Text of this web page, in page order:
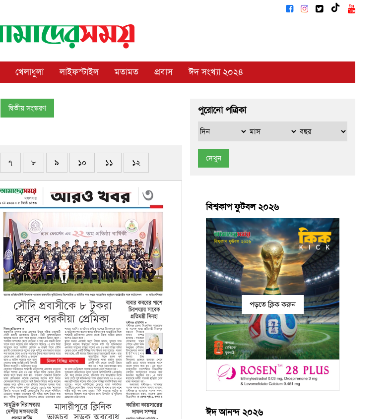
খেলাধুলা লাইফস্টাইল মতামত প্রবাস ঈদ সংখ্যা ২০২৪
পুরোনো পত্রিকা
দেখুন
বিশ্বকাপ ফুটবল ২০২৬
পড়তে ক্লিক করুন
ঈদ আনন্দ ২০২৬
দ্বিতীয় সংস্করণ
৭ ৮ ৯ ১০ ১১ ১২